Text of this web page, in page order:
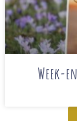
Week-